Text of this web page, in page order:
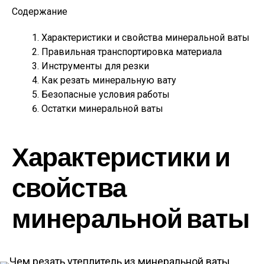
Содержание
Характеристики и свойства минеральной ваты
Правильная транспортировка материала
Инструменты для резки
Как резать минеральную вату
Безопасные условия работы
Остатки минеральной ваты
Характеристики и
свойства
минеральной ваты